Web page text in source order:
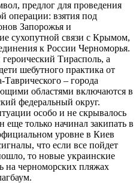
предлог для проведения
операции: взятия под
Запорожья и
сухопутной связи с Крымом,
к России Черноморья.
Тирасполь, а
шебутного практика от
– города
областями включаются в
федеральный округ.
особо и не скрывалось
еще только начинал закипать в
уровне в Киев
что если все пойдет
то новые украинские
на черноморских пляжах